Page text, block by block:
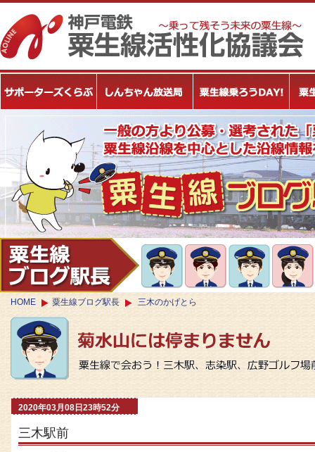
HOME 粟生線ブログ駅長 三木のかげとら
2020年03月08日23時52分
三木駅前